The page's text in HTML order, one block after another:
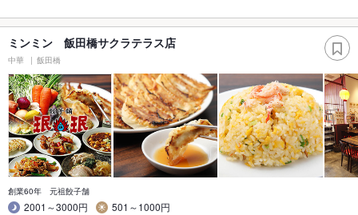
ミンミン 飯田橋サクラテラス店
中華 飯田橋
創業60年 元祖餃子舗
2001～3000円
501～1000円